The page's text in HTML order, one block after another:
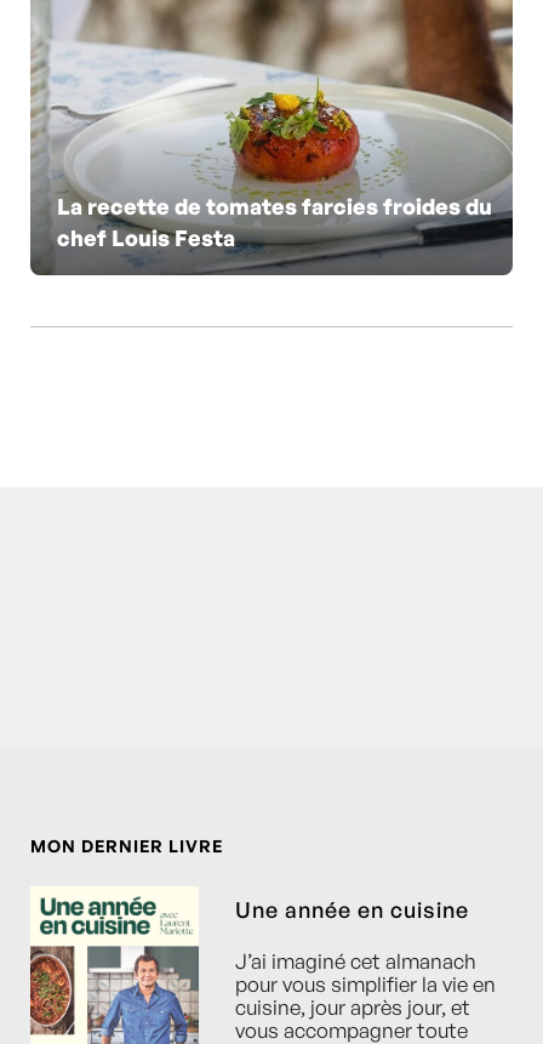
La recette de tomates farcies froides du
chef Louis Festa
MON DERNIER LIVRE
Une année en cuisine
J’ai imaginé cet almanach
pour vous simplifier la vie en
cuisine, jour après jour, et
vous accompagner toute